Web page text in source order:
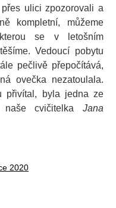
ulici zpozorovali a
kompletní, můžeme
se v letošním
Vedoucí pobytu
pečlivě přepočítává,
ovečka nezatoulala.
přivítal, byla jedna ze
naše cvičitelka Jana
2020